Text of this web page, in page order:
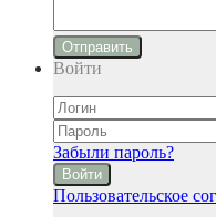
Отправить
Войти
Забыли пароль?
Войти
Пользовательское